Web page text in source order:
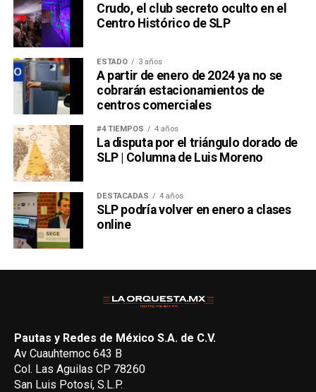
Crudo, el club secreto oculto en el
Centro Histórico de SLP
ESTADO 3 años
A partir de enero de 2024 ya no se
cobrarán estacionamientos de
centros comerciales
#4 TIEMPOS 4 años
La disputa por el triángulo dorado de
SLP | Columna de Luis Moreno
DESTACADAS 4 años
SLP podría volver en enero a clases
online
Pautas y Redes de México S.A. de C.V.
Av Cuauhtemoc 643 B
Col. Las Aguilas CP 78260
San Luis Potosí, S.L.P.